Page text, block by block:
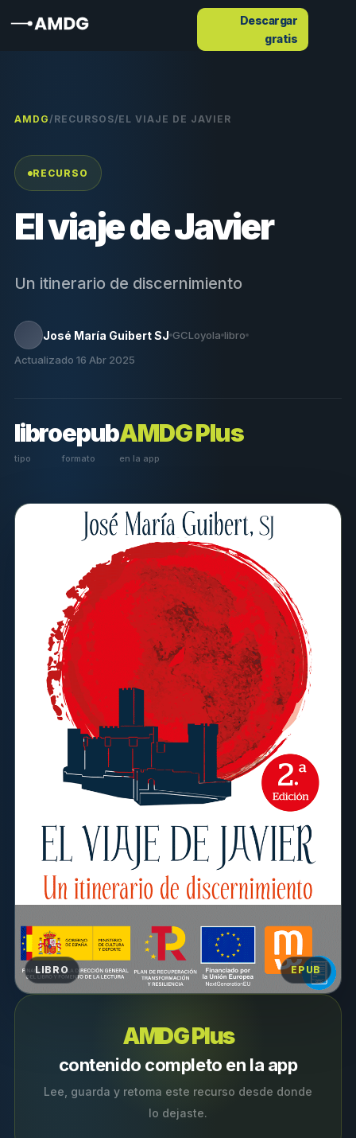
Descargar
gratis
AMDG/RECURSOS/EL VIAJE DE JAVIER
RECURSO
El viaje de Javier
Un itinerario de discernimiento
José María Guibert SJ GCLoyola libro
Actualizado 16 Abr 2025
libro
tipo
epub
formato
AMDG Plus
en la app
LIBRO EPUB
AMDG Plus
contenido completo en la app
Lee, guarda y retoma este recurso desde donde
lo dejaste.